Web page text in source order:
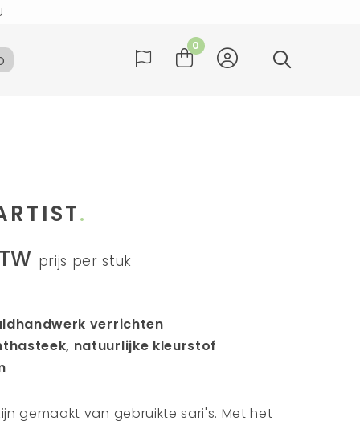
0
prijs per stuk
verrichten
natuurlijke kleurstof
gemaakt van gebruikte sari's. Met het